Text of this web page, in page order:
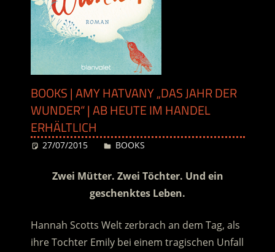
BOOKS | AMY HATVANY „DAS JAHR DER
WUNDER“ | AB HEUTE IM HANDEL
ERHÄLTLICH
27/07/2015 Desiree
BOOKS
Zwei Mütter. Zwei Töchter. Und ein
geschenktes Leben.
Hannah Scotts Welt zerbrach an dem Tag, als
ihre Tochter Emily bei einem tragischen Unfall